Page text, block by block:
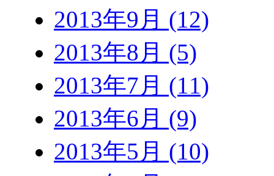
2013年9月 (12)
2013年8月 (5)
2013年7月 (11)
2013年6月 (9)
2013年5月 (10)